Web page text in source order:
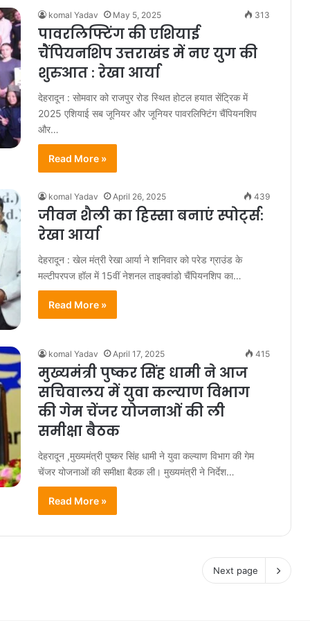
komal Yadav May 5, 2025 313
पावरलिफ्टिंग की एशियाई
चैंपियनशिप उत्तराखंड में नए युग की
शुरुआत : रेखा आर्या
देहरादून : सोमवार को राजपुर रोड स्थित होटल हयात सेंट्रिक में
2025 एशियाई सब जूनियर और जूनियर पावरलिफ्टिंग चैंपियनशिप
और…
Read More »
komal Yadav April 26, 2025 439
जीवन शैली का हिस्सा बनाएं स्पोर्ट्स:
रेखा आर्या
देहरादून : खेल मंत्री रेखा आर्या ने शनिवार को परेड ग्राउंड के
मल्टीपरपज हॉल में 15वीं नेशनल ताइक्वांडो चैंपियनशिप का…
Read More »
komal Yadav April 17, 2025 415
मुख्यमंत्री पुष्कर सिंह धामी ने आज
सचिवालय में युवा कल्याण विभाग
की गेम चेंजर योजनाओं की ली
समीक्षा बैठक
देहरादून ,मुख्यमंत्री पुष्कर सिंह धामी ने युवा कल्याण विभाग की गेम
चेंजर योजनाओं की समीक्षा बैठक ली। मुख्यमंत्री ने निर्देश…
Read More »
Next page